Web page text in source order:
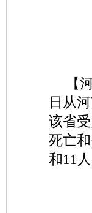
【
日从
该省
死亡
和11人